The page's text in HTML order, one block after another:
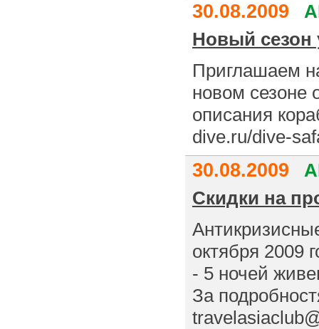
30.08.2009
Новый сезон
Приглашаем
новом сезоне
описания
dive.ru/dive-
30.08.2009
Скидки на
октября 2009
- 5 ночей
За